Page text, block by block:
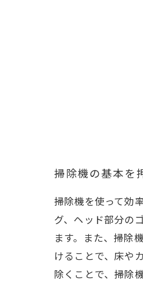
掃除機の基本を
掃除機を使って効
グ、ヘッド部分の
ます。また、掃除
けることで、床や
除くことで、掃除